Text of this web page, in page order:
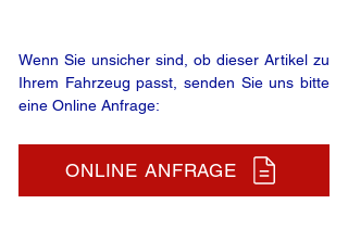
Wenn Sie unsicher sind, ob dieser Artikel zu
Ihrem Fahrzeug passt, senden Sie uns bitte
eine Online Anfrage:
ONLINE ANFRAGE